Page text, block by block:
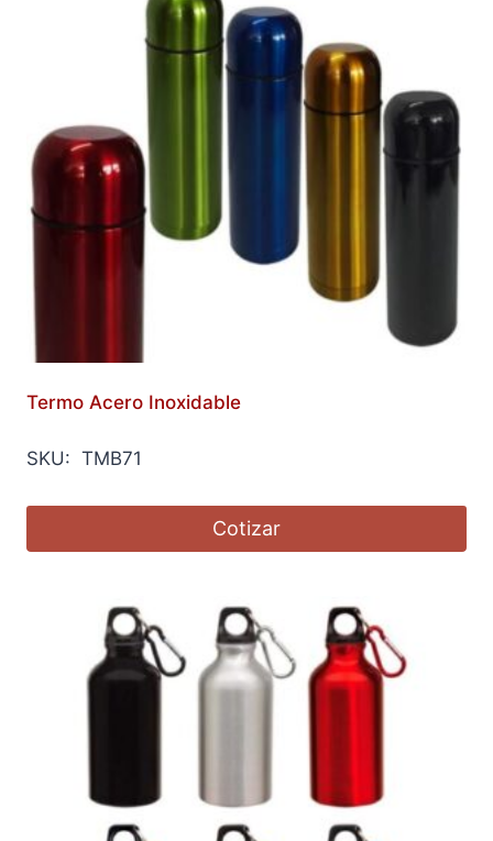
Termo Acero Inoxidable
SKU: TMB71
Cotizar